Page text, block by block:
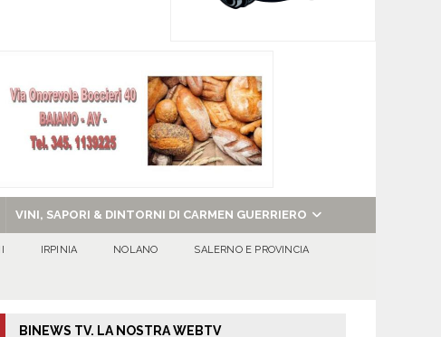
VINI, SAPORI & DINTORNI DI CARMEN GUERRIERO
IRPINIA NOLANO SALERNO E PROVINCIA
BINEWS TV. LA NOSTRA WEBTV